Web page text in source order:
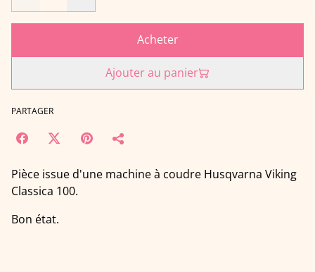
Acheter
Ajouter au panier
PARTAGER
Pièce issue d'une machine à coudre Husqvarna Viking
Classica 100.
Bon état.